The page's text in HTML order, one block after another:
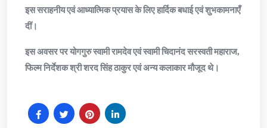
इस सराहनीय एवं आध्यात्मिक प्रयास के लिए हार्दिक बधाई एवं शुभकामनाएँ
दीं।
इस अवसर पर योगगुरु स्वामी रामदेव एवं स्वामी चिदानंद सरस्वती महाराज,
फिल्म निर्देशक श्री शरद सिंह ठाकुर एवं अन्य कलाकार मौजूद थे।